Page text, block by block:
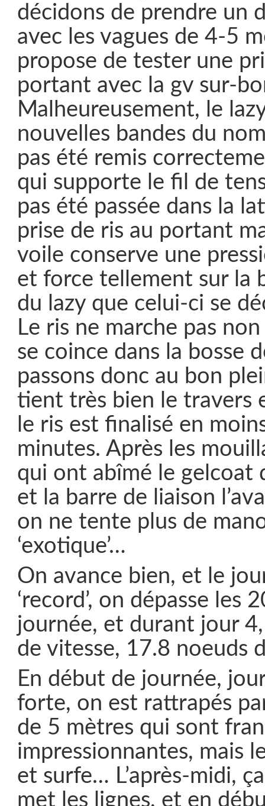
décidons de prendre un
avec les vagues de 4-5
propose de tester une
portant avec la gv sur-
Malheureusement, le
nouvelles bandes du
pas été remis
qui supporte le fil de
pas été passée dans la
prise de ris au portant
voile conserve une
et force tellement sur la
du lazy que celui-ci se
Le ris ne marche pas
se coince dans la bosse
passons donc au bon
tient très bien le travers
le ris est finalisé en
minutes. Après les
qui ont abîmé le gelcoat
et la barre de liaison
on ne tente plus de
‘exotique’…
On avance bien, et le
‘record’, on dépasse les
journée, et durant jour
de vitesse, 17.8 noeuds
En début de journée,
forte, on est rattrapés
de 5 mètres qui sont
impressionnantes, mais
et surfe… L’après-midi,
met les lignes, et en